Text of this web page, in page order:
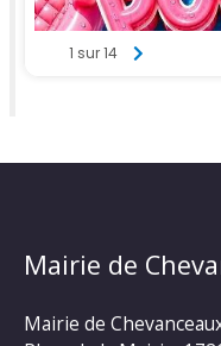
Mairie de
Mairie de